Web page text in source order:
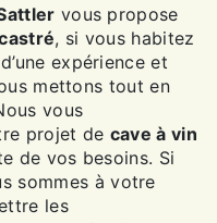
vous propose
, si vous habitez
expérience et
mettons tout en
vous
projet de cave à vin
de vos besoins. Si
sommes à votre
les